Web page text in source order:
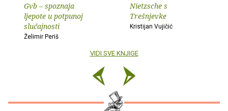
Gvb – spoznaja
ljepote u potpunoj
slučajnosti
Želimir Periš
Nietzsche s
Trešnjevke
Kristijan Vujičić
VIDI SVE KNJIGE